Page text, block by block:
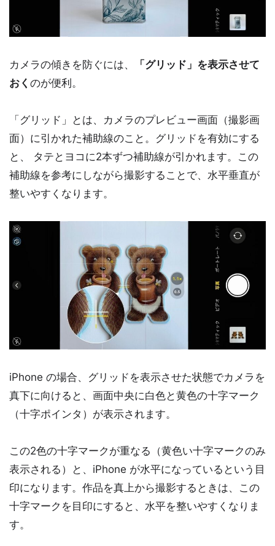
カメラの傾きを防ぐには、
「グリッド」を表示させて
おく のが便利。
「グリッド」とは、カメラのプレビュー画面（撮影画
面）に引かれた補助線のこと。グリッドを有効にする
と、 タテとヨコに2本ずつ補助線が引かれます。この
補助線を参考にしながら撮影することで、水平垂直が
整いやすくなります。
iPhone の場合、グリッドを表示させた状態でカメラを
真下に向けると、画面中央に白色と黄色の十字マーク
（十字ポインタ）が表示されます。
この2色の十字マークが重なる（黄色い十字マークのみ
表示される）と、iPhone が水平になっているという目
印になります。作品を真上から撮影するときは、この
十字マークを目印にすると、水平を整いやすくなりま
す。